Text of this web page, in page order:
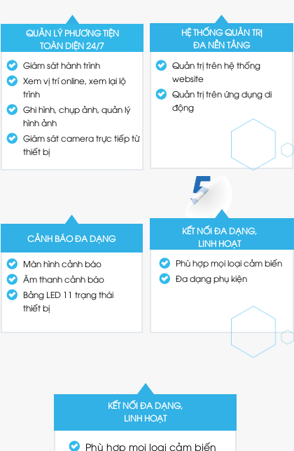
QUẢN LÝ PHƯƠNG TIỆN
TOÀN DIỆN 24/7
Giám sát hành trình
Xem vị trí online, xem lại lộ
trình
Ghi hình, chụp ảnh, quản lý
hình ảnh
Giám sát camera trực tiếp từ
thiết bị
CẢNH BÁO ĐA DẠNG
Màn hình cảnh báo
Âm thanh cảnh báo
Bảng LED 11 trạng thái
thiết bị
HỆ THỐNG QUẢN TRỊ
ĐA NỀN TẢNG
Quản trị trên hệ thống
website
Quản trị trên ứng dụng di
động
KẾT NỐI ĐA DẠNG,
LINH HOẠT
Phù hợp mọi loại cảm biến
KẾT NỐI ĐA DẠNG,
LINH HOẠT
Phù hợp mọi loại cảm biến
Đa dạng phụ kiện